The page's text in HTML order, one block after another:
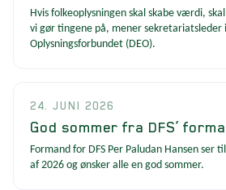
Hvis folkeoplysningen skal skabe værdi,
vi gør tingene på, mener sekretariatsleder
Oplysningsforbundet (DEO).
24. JUNI 2026
God sommer fra DFS’
Formand for DFS Per Paludan Hansen ser
af 2026 og ønsker alle en god sommer.